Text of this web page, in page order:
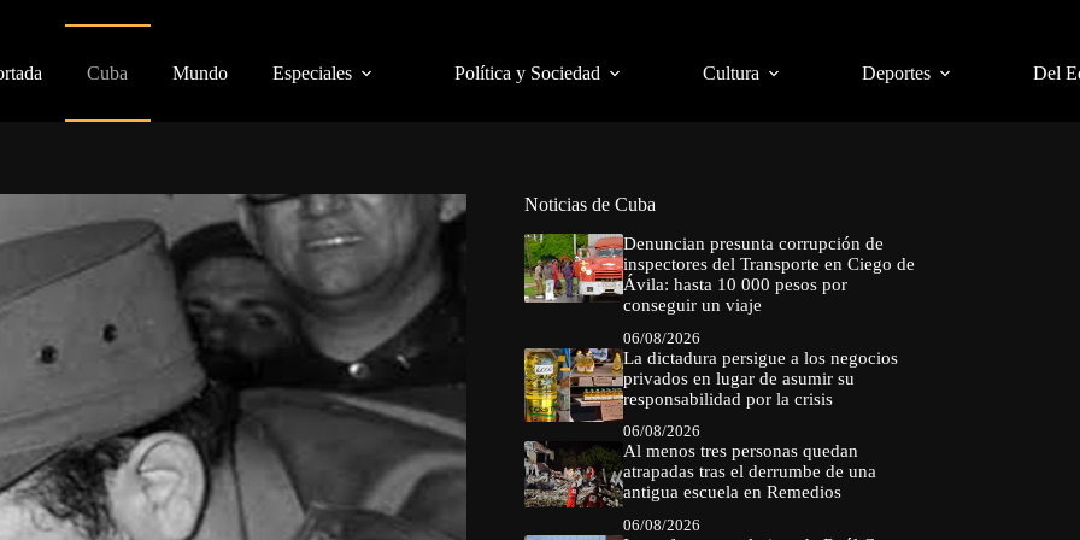
Cuba Mundo Especiales Política y Sociedad Cultura Deportes Del
Noticias de Cuba
Denuncian presunta corrupción de
inspectores del Transporte en Ciego de
Ávila: hasta 10 000 pesos por
conseguir un viaje
06/08/2026
La dictadura persigue a los negocios
privados en lugar de asumir su
responsabilidad por la crisis
06/08/2026
Al menos tres personas quedan
atrapadas tras el derrumbe de una
antigua escuela en Remedios
06/08/2026